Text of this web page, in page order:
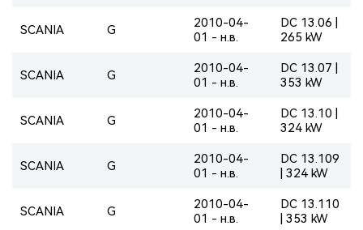
SCANIA G
2010-04-
01 - н.в.
DC 13.06 |
265 kW
SCANIA G
2010-04-
01 - н.в.
DC 13.07 |
353 kW
SCANIA G
2010-04-
01 - н.в.
DC 13.10 |
324 kW
SCANIA G
2010-04-
01 - н.в.
DC 13.109
| 324 kW
SCANIA G
2010-04-
01 - н.в.
DC 13.110
| 353 kW